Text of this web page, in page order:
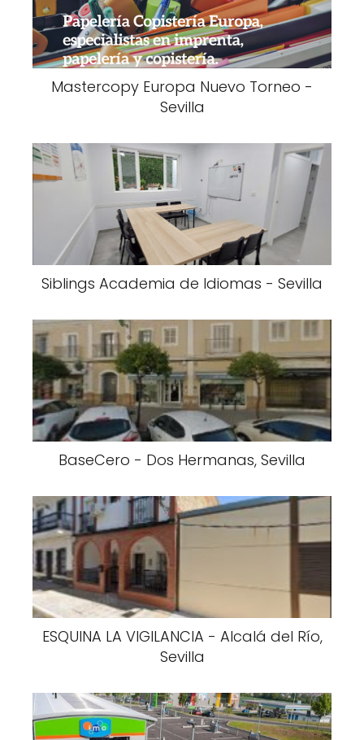
Mastercopy Europa Nuevo Torneo -
Sevilla
Siblings Academia de Idiomas - Sevilla
BaseCero - Dos Hermanas, Sevilla
ESQUINA LA VIGILANCIA - Alcalá del Río,
Sevilla